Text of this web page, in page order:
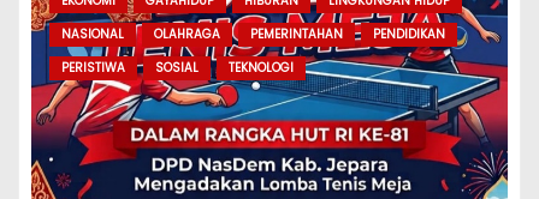
NASIONAL
OLAHRAGA PEMERINTAHAN
PENDIDIKAN
PERISTIWA
SOSIAL TEKNOLOGI